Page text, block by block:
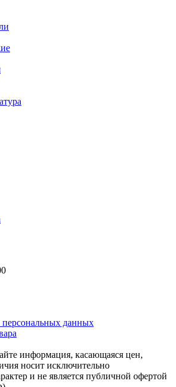
данных
информация, касающаяся цен,
носит исключительно
и не является публичной офертой